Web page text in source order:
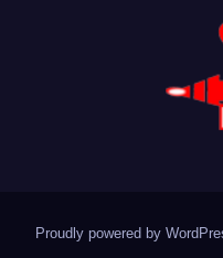
Proudly powered by